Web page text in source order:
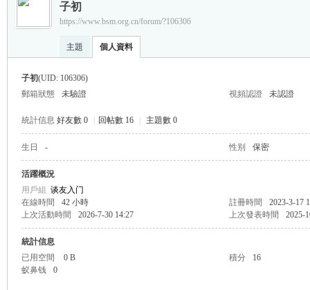
› ›
子初
https://www.bsm.org.cn/forum/?106306
主題 個人資料
子初(UID: 106306)
郵箱狀態
未驗證 視頻認證 未認證
統計信息 好友數 0 回帖數 16 主題數 0
生日 - 性别 保密
活躍概況
用戶組 谈友入门
在線時間
42 小時 註冊時間
2023-3-17
上次活動時間
2026-7-30 14:27 上次發表時間 2025-
統計信息
已用空間
0 B 積分
16
蚁鼻钱
0